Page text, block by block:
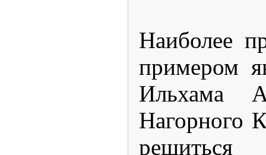
Наиболее
примером
Ильхама
Нагорного